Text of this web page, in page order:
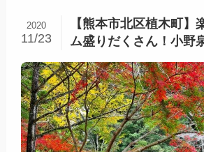
【熊本市北区植木町】
ム盛りだくさん！小野
2020
11/23